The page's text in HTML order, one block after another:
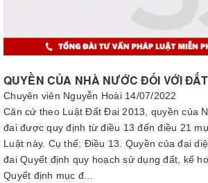
QUYỀN CỦA NHÀ NƯỚC ĐỐI VỚI
Chuyên viên Nguyễn Hoài 14/07/2022
Căn cứ theo Luật Đất Đai 2013, quyền của
đai được quy định từ điều 13 đến điều 21
Luật này. Cụ thể: Điều 13. Quyền của đại
đai Quyết định quy hoạch sử dụng đất, kế
Quyết định mục đ...